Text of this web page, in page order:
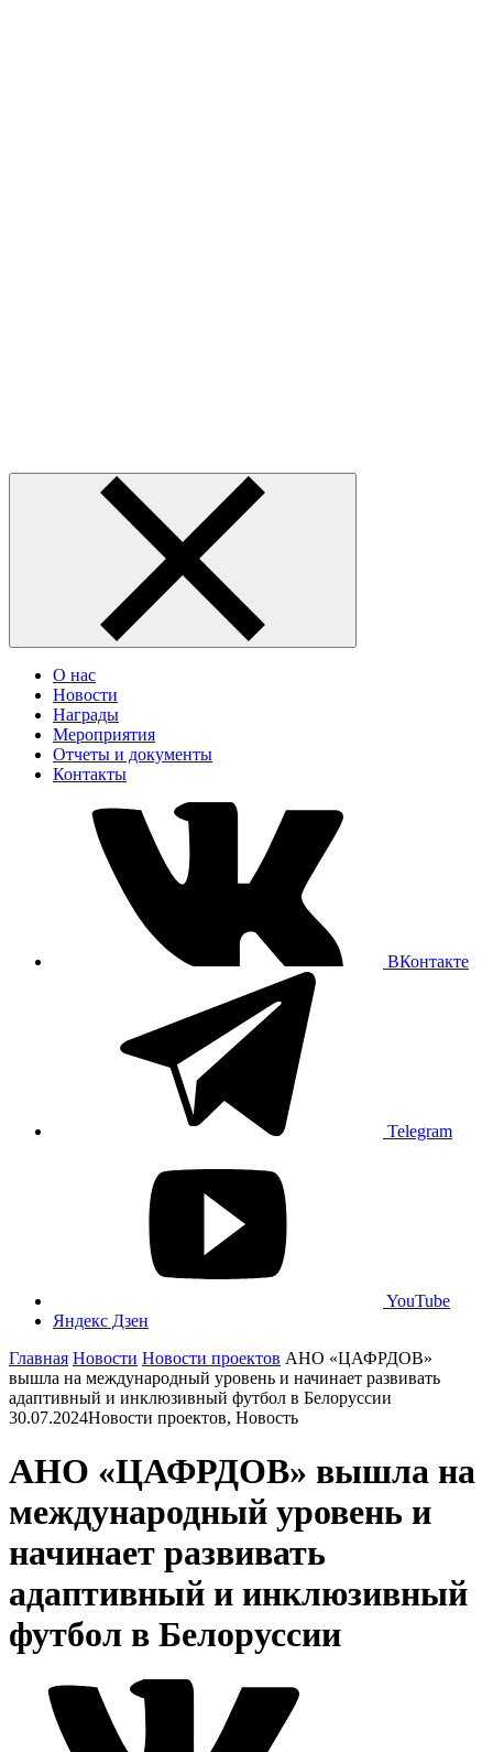
О нас
Новости
Награды
Мероприятия
Отчеты и документы
Контакты
ВКонтакте
Telegram
YouTube
Яндекс Дзен
Главная Новости Новости проектов АНО «ЦАФРДОВ»
вышла на международный уровень и начинает развивать
адаптивный и инклюзивный футбол в Белоруссии
30.07.2024Новости проектов, Новость
АНО «ЦАФРДОВ» вышла на
международный уровень и
начинает развивать
адаптивный и инклюзивный
футбол в Белоруссии